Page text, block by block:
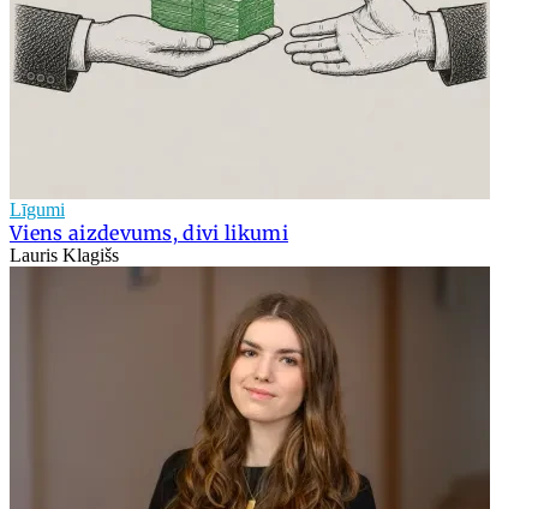
Līgumi
Viens aizdevums, divi likumi
Lauris Klagišs